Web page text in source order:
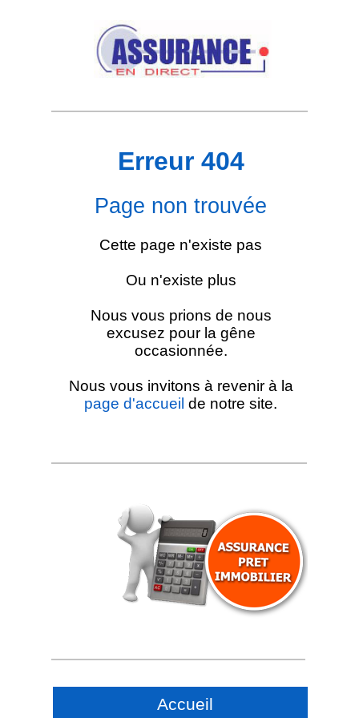
Erreur 404
Page non trouvée
Cette page n'existe pas
Ou n'existe plus
Nous vous prions de nous
excusez pour la gêne
occasionnée.
Nous vous invitons à revenir à la
page d'accueil de notre site.
Accueil